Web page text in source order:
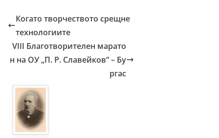
Когато творчеството срещне
технологиите
VIII Благотворителен марато
н на ОУ „П. Р. Славейков“ – Бу
ргас